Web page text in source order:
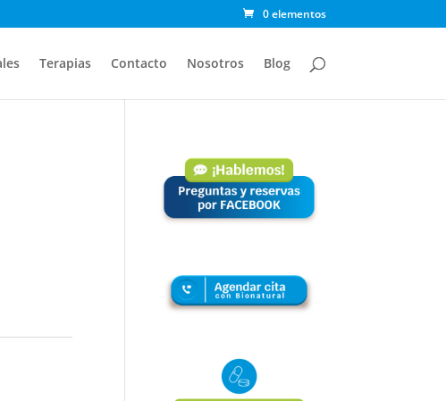
0 elementos
Terapias Contacto Nosotros Blog